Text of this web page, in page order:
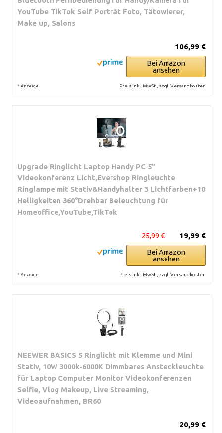
YouTube TikTok Self Porträt Foto, Tätowierer,
Make up, Salons
106,99 €
Bei Amazon
ansehen
* Anzeige Preis inkl. MwSt., zzgl. Versandkosten
Upgrade Ringlicht Laptop Handy PC 5”
Videokonferenz Licht,Evershop Ringleuchte
Ringlampe mit Stativ&Handyhalter 3 Lichtfarben+10
Helligkeiten 360°Drehbar Beleuchtung für
Homeoffice,YouTube,TikTok
19,99 €
25,99 €
Bei Amazon
ansehen
* Anzeige Preis inkl. MwSt., zzgl. Versandkosten
NEEWER BASICS 5 Ringlicht mit Klemme und Mini
Stativ, 10W 3000k-6000K Dimmbares Ansteckleuchte
für Laptop Computer Monitor Videokonferenzen
Selfie, Vlog Makeup, Live Streaming,
Videoaufnahmen, BR60
20,99 €